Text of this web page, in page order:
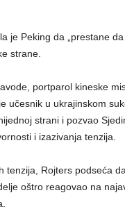
je Peking da „prestane
strane.
portparol kineske
učesnik u ukrajinskom
strani i pozvao
i izazivanja tenzija.
tenzija, Rojters podseća
oštro reagovao na